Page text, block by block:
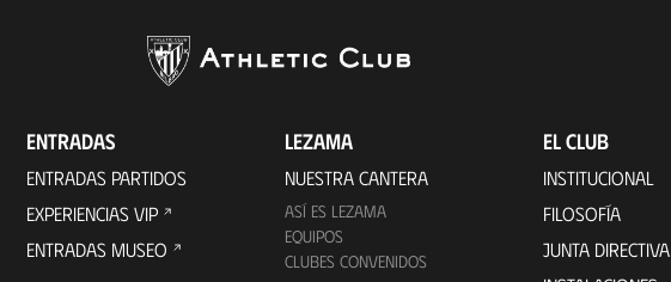
ENTRADAS
ENTRADAS PARTIDOS
EXPERIENCIAS VIP
ENTRADAS MUSEO
LEZAMA
NUESTRA CANTERA
ASÍ ES LEZAMA
EQUIPOS
CLUBES CONVENIDOS
EL CLUB
INSTITUCIONAL
FILOSOFÍA
JUNTA DIRECTIVA